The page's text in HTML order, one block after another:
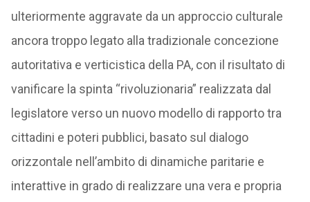
ulteriormente aggravate da un approccio culturale
ancora troppo legato alla tradizionale concezione
autoritativa e verticistica della PA, con il risultato di
vanificare la spinta “rivoluzionaria” realizzata dal
legislatore verso un nuovo modello di rapporto tra
cittadini e poteri pubblici, basato sul dialogo
orizzontale nell’ambito di dinamiche paritarie e
interattive in grado di realizzare una vera e propria